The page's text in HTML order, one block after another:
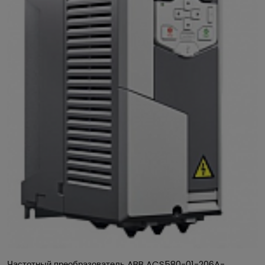
ПРИМЕНЕНИЕ
Приводы ACS580 могут быть использованы для
управления насосами, вентиляторами,
миксерами, конвейерами и многими другими
применениями как с переменным, так и с
постоянным моментом нагрузки в различных
отраслях промышленности, обеспечивая при
этом быстроту и удобство монтажа и ввода в
эксплуатацию.